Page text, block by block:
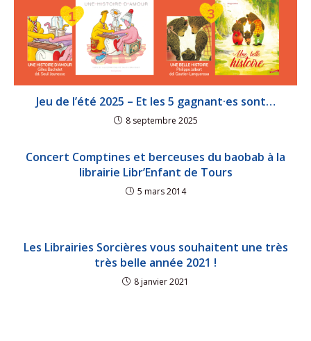
Jeu de l’été 2025 – Et les 5 gagnant·es sont…
8 septembre 2025
Concert Comptines et berceuses du baobab à la
librairie Libr’Enfant de Tours
5 mars 2014
Les Librairies Sorcières vous souhaitent une très
très belle année 2021 !
8 janvier 2021